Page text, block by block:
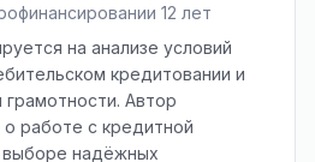
12 лет
на анализе условий
кредитовании и
грамотности. Автор
о работе с кредитной
выборе надёжных